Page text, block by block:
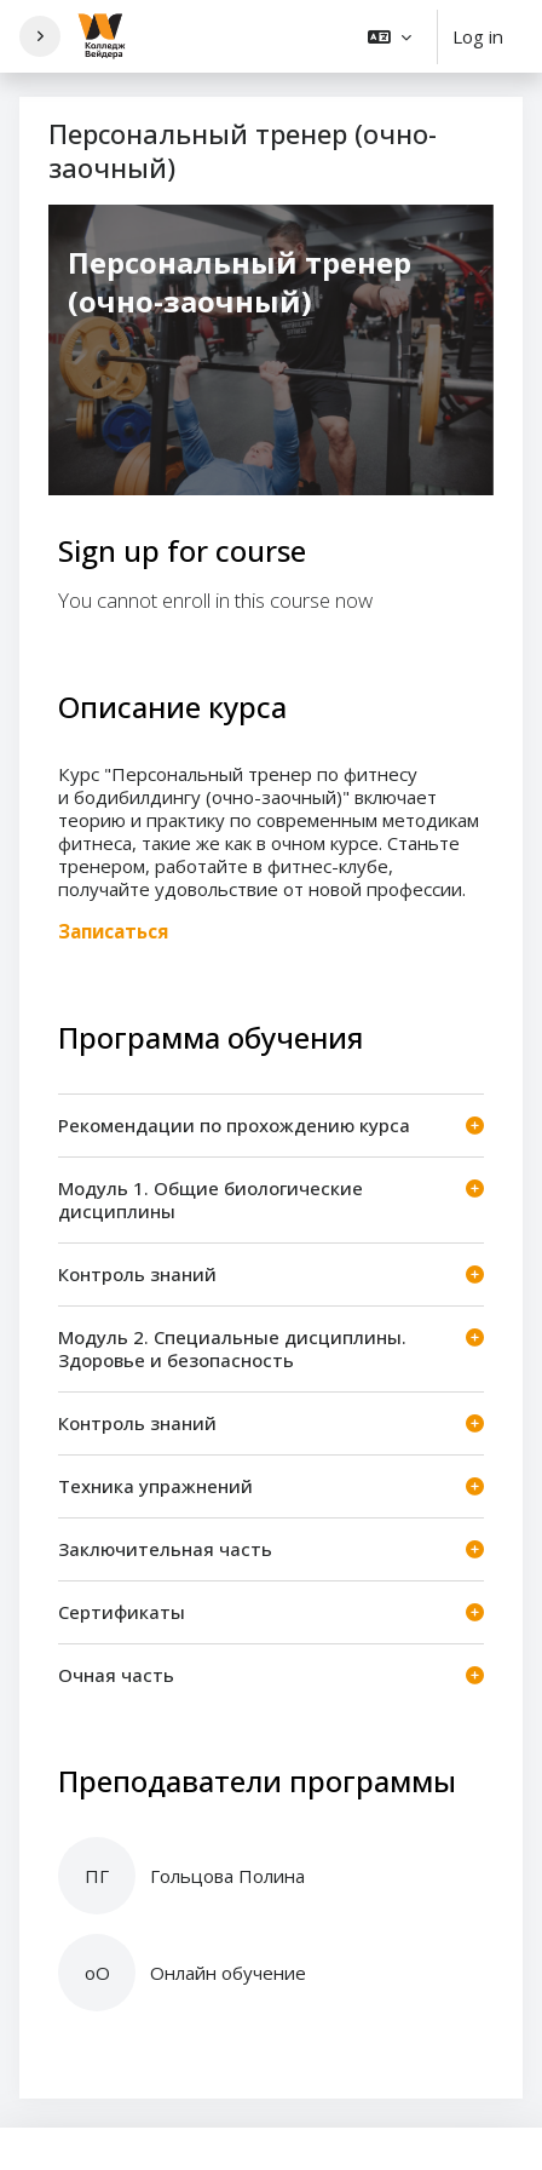
Skip to main content
Log in
Персональный тренер (очно-
заочный)
Персональный тренер
(очно-заочный)
Описание курса
Курс "Персональный тренер по фитнесу
и бодибилдингу (очно-заочный)" включает
теорию и практику по современным методикам
фитнеса, такие же как в очном курсе. Станьте
тренером, работайте в фитнес-клубе,
получайте удовольствие от новой профессии.
Записаться
Программа обучения
Рекомендации по прохождению курса
Модуль 1. Общие биологические
дисциплины
Контроль знаний
Модуль 2. Специальные дисциплины.
Здоровье и безопасность
Контроль знаний
Техника упражнений
Заключительная часть
Сертификаты
Очная часть
Преподаватели программы
ПГ Гольцова Полина
оО Онлайн обучение
Sign up for course
You cannot enroll in this course now